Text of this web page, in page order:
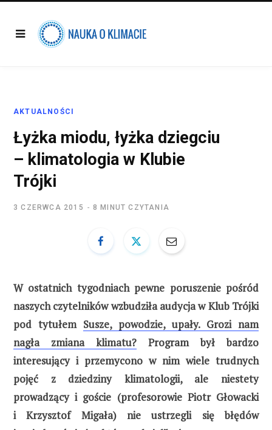
AKTUALNOŚCI
Łyżka miodu, łyżka dziegciu
– klimatologia w Klubie
Trójki
3 CZERWCA 2015 8 MINUT CZYTANIA
W ostatnich tygodniach pewne poruszenie pośród
naszych czytelników wzbudziła audycja w Klub Trójki
pod tytułem Susze, powodzie, upały. Grozi nam
nagła zmiana klimatu? Program był bardzo
interesujący i przemycono w nim wiele trudnych
pojęć z dziedziny klimatologii, ale niestety
prowadzący i goście (profesorowie Piotr Głowacki
i Krzysztof Migała) nie ustrzegli się błędów